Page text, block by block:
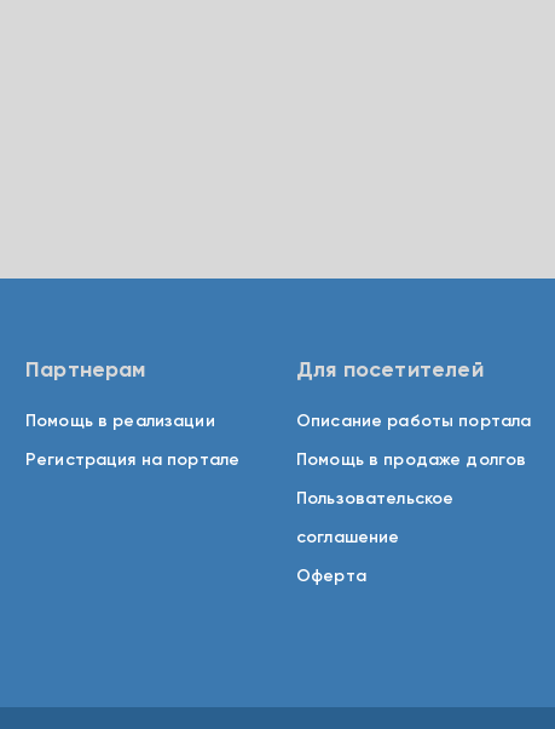
Партнерам
Помощь в реализации
Регистрация на портале
Для посетителей
Описание работы портала
Помощь в продаже долгов
Пользовательское
соглашение
Оферта